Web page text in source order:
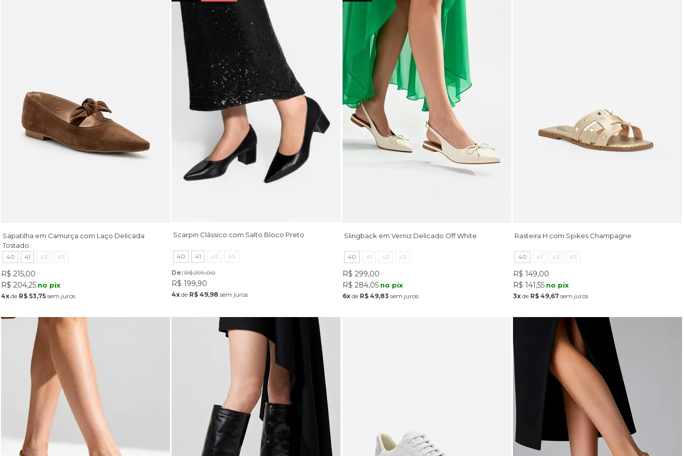
Sapatilha em Camurça com Laço Delicada
Tostado
40 41 42 43
R$ 215,00
R$ 204,25 no pix
4xde R$ 53,75sem juros
Scarpin Clássico com Salto Bloco Preto
40 41 42 43
De: R$ 299,00
R$ 199,90
4x de R$ 49,98 sem juros
Slingback em Verniz Delicado Off White
40 41 42 43
R$ 299,00
R$ 284,05 no pix
6xde R$ 49,83 sem juros
Rasteira H com Spikes Champagne
40 41 42 43
R$ 149,00
R$ 141,55 no pix
3xde R$ 49,67sem juros